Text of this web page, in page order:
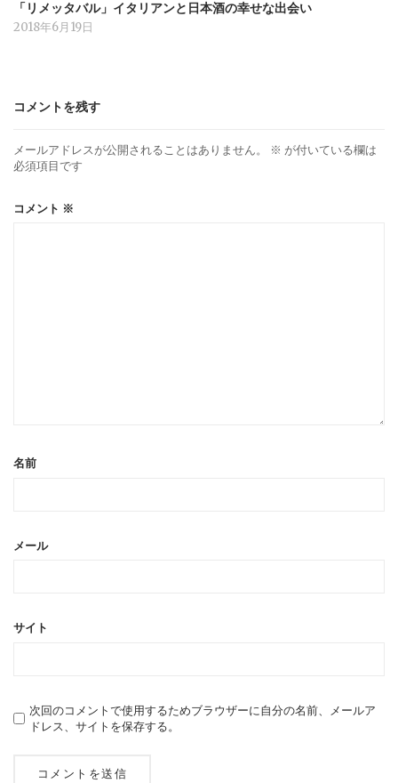
「リメッタバル」イタリアンと日本酒の幸せな出会い
2018年6月19日
コメントを残す
メールアドレスが公開されることはありません。 ※ が付いている欄は
必須項目です
コメント ※
名前
メール
サイト
次回のコメントで使用するためブラウザーに自分の名前、メールア
ドレス、サイトを保存する。